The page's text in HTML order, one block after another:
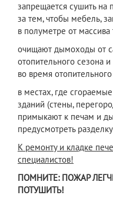
запрещается сушить
за тем, чтобы мебель,
в полуметре от
очищают дымоходы от
отопительного сезона
во время
в местах, где
зданий (стены,
примыкают к печам и
предусмотреть
К ремонту и кладке
специалистов!
ПОМНИТЕ: ПОЖАР
ПОТУШИТЬ!